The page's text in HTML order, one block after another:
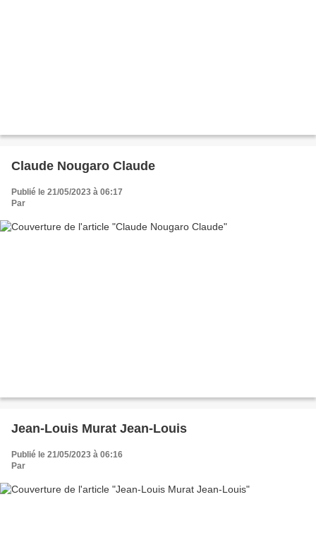
Claude Nougaro Claude
Publié le 21/05/2023 à 06:17
Par
Jean-Louis Murat Jean-Louis
Publié le 21/05/2023 à 06:16
Par